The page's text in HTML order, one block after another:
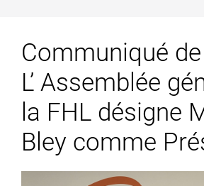
Communiqué
L’ Assemblée
la FHL désigne
Bley comme